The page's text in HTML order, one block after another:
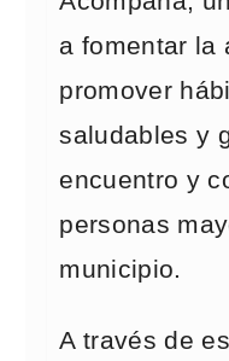
a fomentar la
promover
saludables y
encuentro y
personas
municipio.
A través de